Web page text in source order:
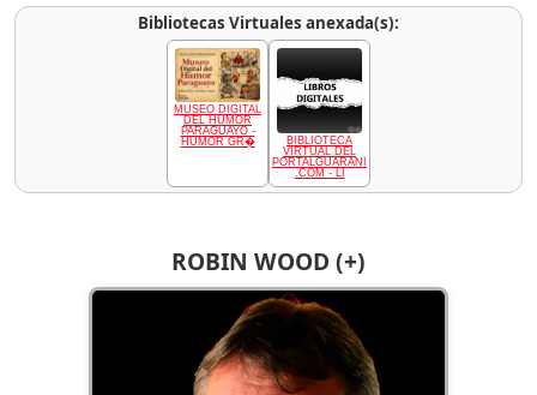
ROBIN WOOD (+)
Bibliotecas Virtuales anexada(s):
MUSEO DIGITAL
DEL HUMOR
PARAGUAYO -
HUMOR GR�
BIBLIOTECA
VIRTUAL DEL
PORTALGUARANI
.COM - LI